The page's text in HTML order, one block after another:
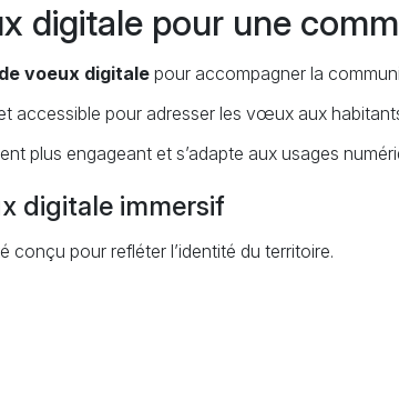
digitale pour une
voeux digitale pour accompagner la
accessible pour adresser les vœux aux
plus engageant et s’adapte aux usages
digitale immersif
conçu pour refléter l’identité du territoire.